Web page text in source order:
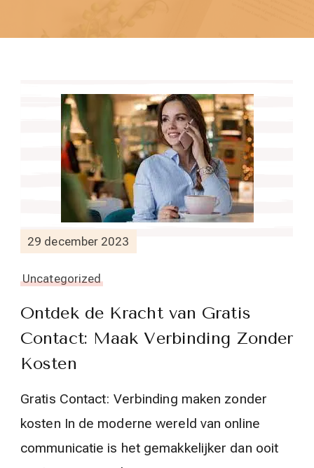
29 december 2023
Uncategorized
Ontdek de Kracht van Gratis
Contact: Maak Verbinding Zonder
Kosten
Gratis Contact: Verbinding maken zonder
kosten In de moderne wereld van online
communicatie is het gemakkelijker dan ooit